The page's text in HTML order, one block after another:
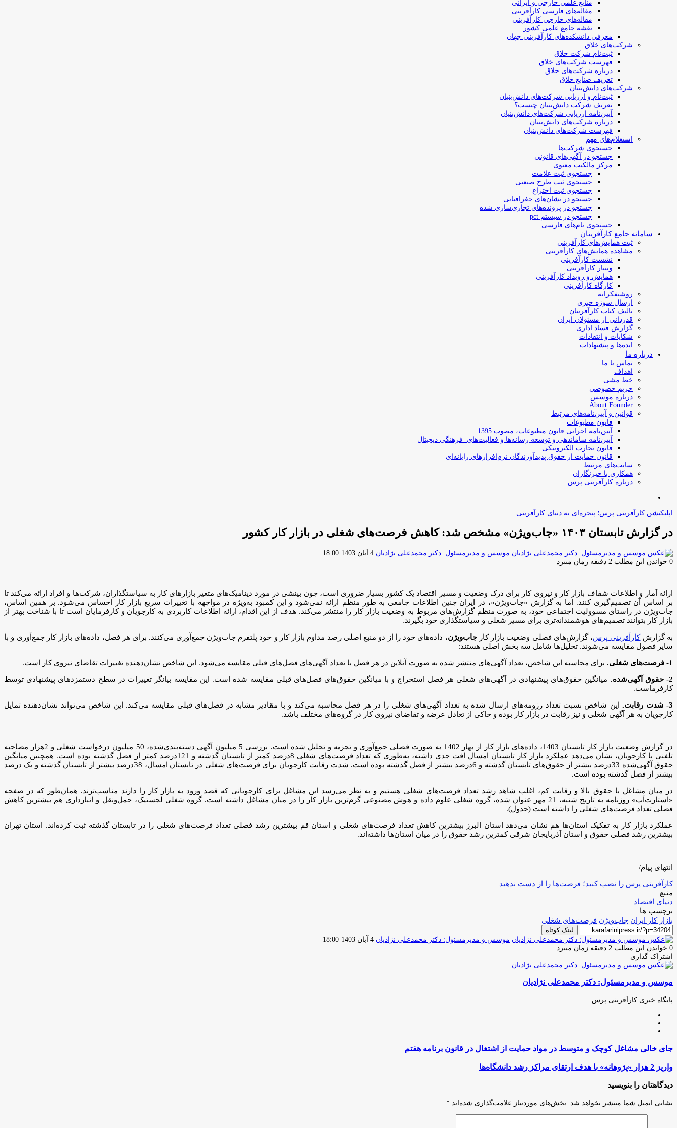
منابع علمی خارجی و ایرانی
مقاله‌های فارسی کارآفرینی
مقاله‌های خارجی کارآفرینی
نقشه جامع علمی کشور
معرفی دانشکده‌های کارآفرینی جهان
شرکت‌های خلاق
ثبت‌نام شرکت خلاق
فهرست شرکت‌های خلاق
درباره شرکت‌های خلاق
تعریف صنایع خلاق
شرکت‌های دانش‌بنیان
ثبت‌نام و ارزیابی شرکت‌های دانش‌بنیان
تعریف شرکت دانش‌بنیان چیست؟
آیین‌نامه ارزیابی شرکت‌های دانش‌بنیان
درباره شرکت‌های دانش‌بنیان
فهرست شرکت‌های دانش‌بنیان
استعلام‌های مهم
جستجوی شرکت‌ها
جستجو در آگهی‌های قانونی
مرکز مالکیت معنوی
جستجوی ثبت علامت
جستجوی ثبت طرح صنعتی
جستجوی ثبت اختراع
جستجو در نشان‌های جغرافیایی
جستجو در پرونده‌های تجاری‌سازی شده
جستجو در سیستم pct
جستجوی نام‌های فارسی
سامانه جامع کارآفرینان
ثبت همایش‌های کارآفرینی
مشاهده همایش‌های کارآفرینی
نشست کارآفرینی
وبینار کارآفرینی
همایش و رویداد کارآفرینی
کارگاه کارآفرینی
روشنفکرانه
ارسال سوژه‌ خبری
تالیف کتاب کارآفرینان
قدردانی از مسئولان ایران
گزارش فساد اداری
شکایات و انتقادات
ایده‌ها و پیشنهادات
درباره ما
تماس با ما
اهداف
خط مشی
حریم خصوصی
درباره موسس
About Founder
قوانین و آیین‌نامه‌های مرتبط
‌قانون مطبوعات
آیین‌نامه اجرایی قانون مطبوعات، مصوب 1395
آیین‌نامه سامان­دهی و توسعه رسانه­‌ها و فعالیت‌­های فرهنگی دیجیتال
قانون تجارت الکترونیکی
قانون حمایت از حقوق پدیدآورندگان نرم‌افزارهای رایانه‌ای
سایت‌های مرتبط
همکاری با خبرنگاران
درباره کارآفرینی پرس
اپلیکیشن کارآفرینی پرس؛ پنجره‌ای به دنیای کارآفرینی
در گزارش تابستان ۱۴۰۳ «جاب‏‏‌ویژن» مشخص شد: کاهش فرصت‏‏‌های شغلی در بازار کار کشور
موسس و مدیرمسئول: دکتر محمدعلی نژادیان ارسال
4 آبان 1403 18:00
0 خواندن این مطلب 2 دقیقه زمان میبرد
ارائه آمار و اطلاعات شفاف بازار کار و نیروی کار برای درک وضعیت و مسیر اقتصاد یک کشور بسیار ضروری است، چون بینشی در مورد دینامیک‌‌‌های متغیر بازارهای کار به سیاستگذاران، شرکت‌ها و افراد ارائه می‌کند تا
بر اساس آن تصمیم‌گیری کنند. اما به گزارش «جاب‌‌‌‌‌‌ویژن»، در ایران چنین اطلاعات جامعی به طور منظم ارائه نمی‌شود و این کمبود به‌‌‌ویژه در مواجهه با تغییرات سریع بازار کار احساس می‌شود. بر همین اساس،
جاب‌‌‌ویژن در راستای مسوولیت اجتماعی خود، به صورت منظم گزارش‌‌‌های مربوط به وضعیت بازار کار را منتشر می‌کند. هدف از این اقدام، ارائه اطلاعات کاربردی به کارجویان و کارفرمایان است تا با شناخت بهتر از
بازار کار بتوانند تصمیم‌‌‌های هوشمندانه‌‌‌تری برای مسیر شغلی و سیاستگذاری خود بگیرند.
به گزارشکارآفرینی پرس، گزارش‌‌‌های فصلی وضعیت بازار کارجاب‌‌‌ویژن، داده‌‌‌های خود را از دو منبع اصلی رصد مداوم بازار کار و خود پلتفرم جاب‌‌‌ویژن جمع‌‌‌آوری می‌کنند. برای هر فصل، داده‌‌‌های بازار کار جمع‌‌‌آوری و با
سایر فصول مقایسه می‌‌‌شوند. تحلیل‌‌‌ها شامل سه بخش اصلی هستند:
1- فرصت‌‌‌های شغلی. برای محاسبه این شاخص، تعداد آگهی‌‌‌های منتشر شده به صورت آنلاین در هر فصل با تعداد آگهی‌‌‌های فصل‌‌‌های قبلی مقایسه می‌شود. این شاخص نشان‌‌‌دهنده تغییرات تقاضای نیروی کار است.
2- حقوق آگهی‌‌‌شده.
میانگین حقوق‌‌‌های پیشنهادی در آگهی‌‌‌های شغلی هر فصل استخراج و با میانگین حقوق‌‌‌های فصل‌‌‌های قبلی مقایسه شده است. این مقایسه بیانگر تغییرات در سطح دستمزدهای پیشنهادی توسط
کارفرماست.
3- شدت رقابت.
این شاخص نسبت تعداد رزومه‌‌‌های ارسال شده به تعداد آگهی‌‌‌های شغلی را در هر فصل محاسبه می‌کند و با مقادیر مشابه در فصل‌‌‌های قبلی مقایسه می‌کند. این شاخص می‌تواند نشان‌‌‌دهنده تمایل
کارجویان به هر آگهی شغلی و نیز رقابت در بازار کار بوده و حاکی از تعادل عرضه و تقاضای نیروی کار در گروه‌‌‌های مختلف باشد.
در گزارش وضعیت بازار کار تابستان 1403، داده‌‌‌های بازار کار از بهار 1402 به صورت فصلی جمع‌‌‌آوری و تجزیه و تحلیل شده است. بررسی 5 میلیون آگهی دسته‌‌‌بندی‌شده، 50 میلیون درخواست شغلی و 2‌هزار مصاحبه
تلفنی با کارجویان، نشان می‌دهد عملکرد بازار کار تابستان امسال افت جدی داشته، به‌‌‌طوری که تعداد فرصت‌‌‌های شغلی 8‌درصد کمتر از تابستان گذشته و 121‌درصد کمتر از فصل گذشته بوده است. همچنین میانگین
حقوق آگهی‌شده 33‌درصد بیشتر از حقوق‌‌‌های تابستان گذشته و 6‌درصد بیشتر از فصل گذشته بوده است. شدت رقابت کارجویان برای فرصت‌‌‌های شغلی در تابستان امسال، 38‌درصد بیشتر از تابستان گذشته و یک درصد
بیشتر از فصل گذشته بوده است.
در میان مشاغل با حقوق بالا و رقابت کم، اغلب شاهد رشد تعداد فرصت‌‌‌های شغلی هستیم و به نظر می‌رسد این مشاغل برای کارجویانی که قصد ورود به بازار کار را دارند مناسب‌‌‌ترند. همان‌طور که در صفحه‌‌‌
«استارت‌آپ» روزنامه به تاریخ شنبه، 21 مهر عنوان شده، گروه شغلی علوم داده و هوش مصنوعی گرم‌‌‌ترین بازار کار را در میان مشاغل داشته است. گروه شغلی لجستیک، حمل‌ونقل و انبارداری هم بیشترین کاهش
فصلی تعداد فرصت‌‌‌های شغلی را داشته است (جدول).
عملکرد بازار کار به تفکیک استان‌‌‌ها هم نشان می‌دهد استان البرز بیشترین کاهش تعداد فرصت‌‌‌های شغلی و استان قم بیشترین رشد فصلی تعداد فرصت‌‌‌های شغلی را در تابستان گذشته ثبت کرده‌‌‌اند. استان تهران
بیشترین رشد فصلی حقوق و استان آذربایجان شرقی کمترین رشد حقوق را در میان استان‌‌‌ها داشته‌‌‌اند.
انتهای پیام/
کارآفرینی پرس را نصب کنید؛ فرصت‌ها را از دست ندهید
منبع
دنیای اقتصاد
برچسب ها
بازار کار ایران جاب‏‏‌ویژن فرصت‏‏‌های شغلی
لینک کوتاه
موسس و مدیرمسئول: دکتر محمدعلی نژادیان ارسال
4 آبان 1403 18:00
0 خواندن این مطلب 2 دقیقه زمان میبرد
اشتراک گذاری
فیس
توئیتر
لینکدین
واتس
تلگرام
اشتراک
از
ایمیل
چاپ
موسس و مدیرمسئول: دکتر محمدعلی نژادیان
پایگاه خبری کارآفرینی پرس
جای
مشاغل
کوچک
متوسط
مواد
جای خالی مشاغل کوچک و متوسط در مواد حمایت از اشتغال در قانون برنامه هفتم
واریز
2
هزار
«پژوهانه»
هدف
واریز 2 هزار «پژوهانه» با هدف ارتقای مراکز رشد دانشگاه‌ها
دیدگاهتان را بنویسید
نشانی ایمیل شما منتشر نخواهد شد. بخش‌های موردنیاز علامت‌گذاری شده‌اند *